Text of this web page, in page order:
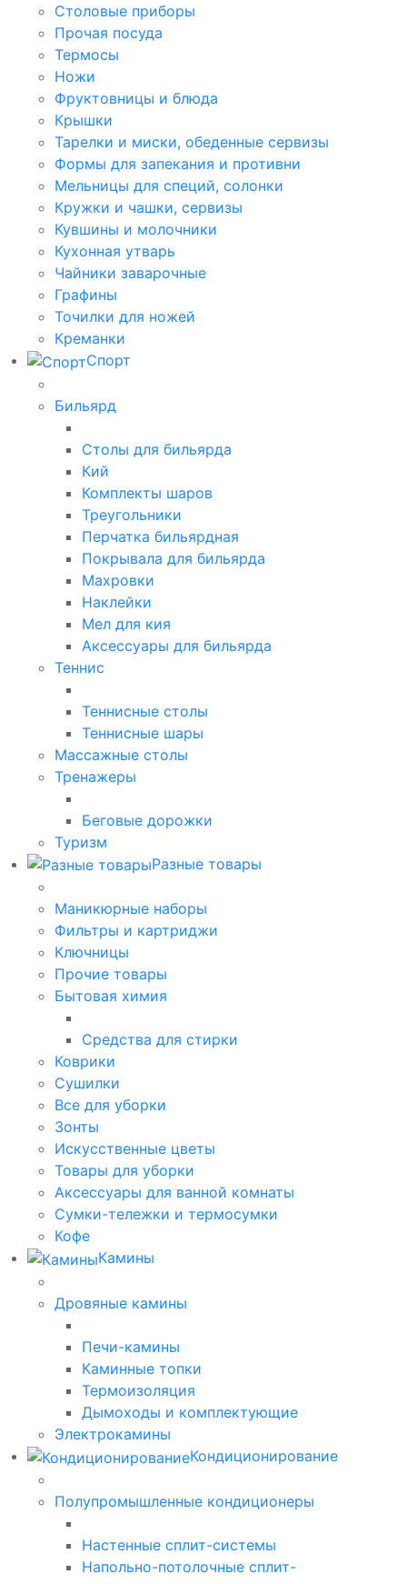
Столовые приборы
Прочая посуда
Термосы
Ножи
Фруктовницы и блюда
Крышки
Тарелки и миски, обеденные сервизы
Формы для запекания и противни
Мельницы для специй, солонки
Кружки и чашки, сервизы
Кувшины и молочники
Кухонная утварь
Чайники заварочные
Графины
Точилки для ножей
Креманки
Спорт
Бильярд
Столы для бильярда
Кий
Комплекты шаров
Треугольники
Перчатка бильярдная
Покрывала для бильярда
Махровки
Наклейки
Мел для кия
Аксессуары для бильярда
Теннис
Теннисные столы
Теннисные шары
Массажные столы
Тренажеры
Беговые дорожки
Туризм
Разные товары
Маникюрные наборы
Фильтры и картриджи
Ключницы
Прочие товары
Бытовая химия
Средства для стирки
Коврики
Сушилки
Все для уборки
Зонты
Искусственные цветы
Товары для уборки
Аксессуары для ванной комнаты
Сумки-тележки и термосумки
Кофе
Камины
Дровяные камины
Печи-камины
Каминные топки
Термоизоляция
Дымоходы и комплектующие
Электрокамины
Кондиционирование
Полупромышленные кондиционеры
Настенные сплит-системы
Напольно-потолочные сплит-